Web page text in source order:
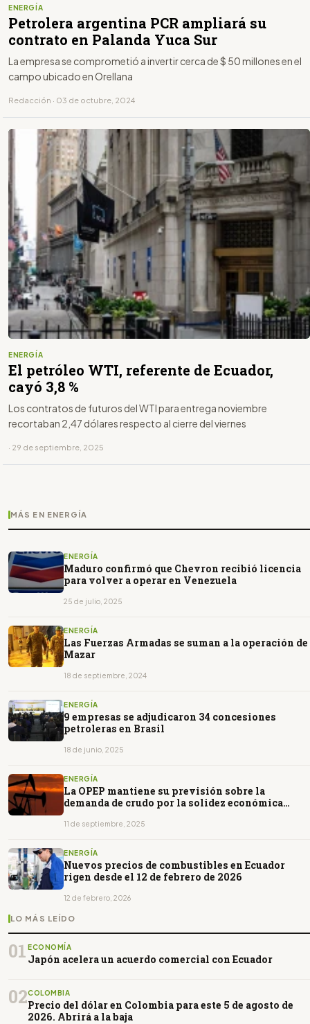
ENERGÍA
Petrolera argentina PCR ampliará su
contrato en Palanda Yuca Sur
La empresa se comprometió a invertir cerca de $ 50 millones en el
campo ubicado en Orellana
Redacción · 03 de octubre, 2024
ENERGÍA
El petróleo WTI, referente de Ecuador,
cayó 3,8 %
Los contratos de futuros del WTI para entrega noviembre
recortaban 2,47 dólares respecto al cierre del viernes
· 29 de septiembre, 2025
MÁS EN ENERGÍA
ENERGÍA
Maduro confirmó que Chevron recibió licencia
para volver a operar en Venezuela
25 de julio, 2025
ENERGÍA
Las Fuerzas Armadas se suman a la operación de
Mazar
18 de septiembre, 2024
ENERGÍA
9 empresas se adjudicaron 34 concesiones
petroleras en Brasil
18 de junio, 2025
ENERGÍA
La OPEP mantiene su previsión sobre la
demanda de crudo por la solidez económica
11 de septiembre, 2025
ENERGÍA
Nuevos precios de combustibles en Ecuador
rigen desde el 12 de febrero de 2026
12 de febrero, 2026
LO MÁS LEÍDO
01 ECONOMÍA
Japón acelera un acuerdo comercial con Ecuador
02COLOMBIA
Precio del dólar en Colombia para este 5 de agosto de
2026. Abrirá a la baja